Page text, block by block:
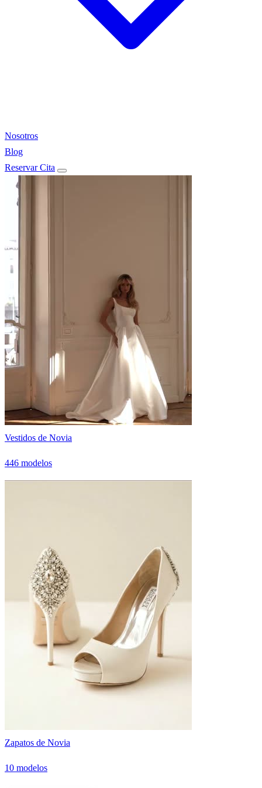
Nosotros
Blog
Reservar Cita
Vestidos de Novia
446 modelos
Zapatos de Novia
10 modelos